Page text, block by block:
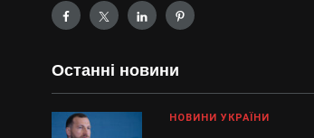
Останні новини
НОВИНИ УКРАЇНИ